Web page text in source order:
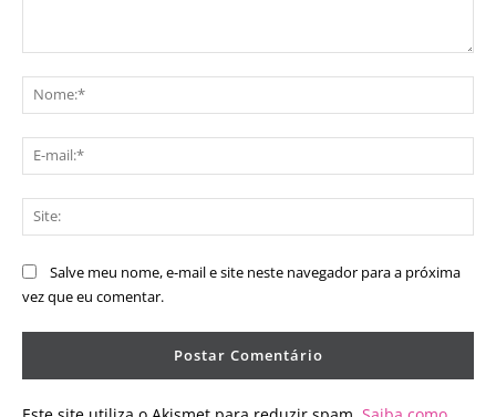
Salve meu nome, e-mail e site neste navegador para a próxima
vez que eu comentar.